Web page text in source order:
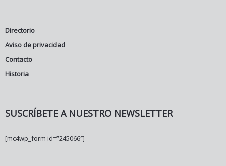
Directorio
Aviso de privacidad
Contacto
Historia
SUSCRÍBETE A NUESTRO NEWSLETTER
[mc4wp_form id=”245066″]